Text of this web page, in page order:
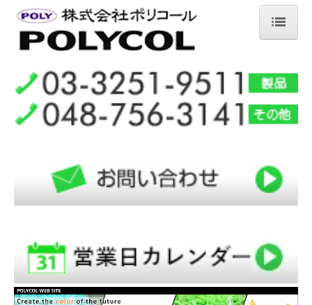
製品案内
技術
採用情報